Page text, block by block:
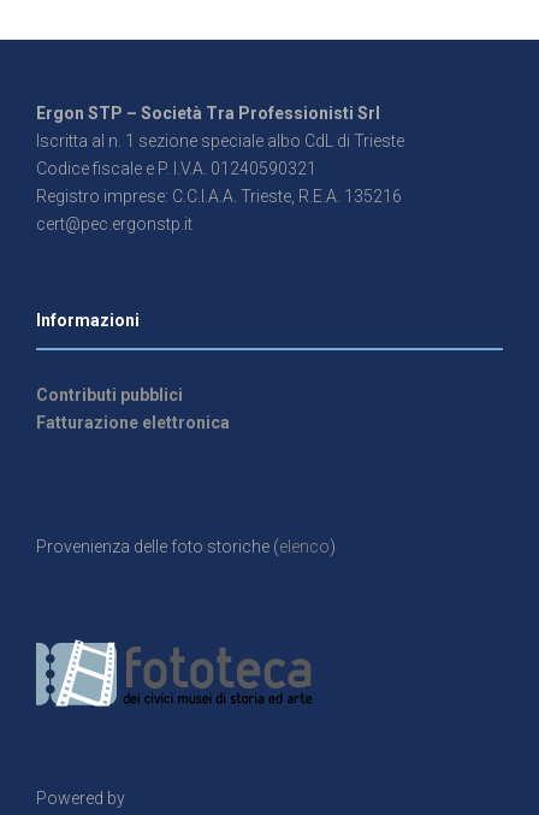
Ergon STP – Società Tra Professionisti Srl
Iscritta al n. 1 sezione speciale albo CdL di Trieste
Codice fiscale e P. I.V.A. 01240590321
Registro imprese: C.C.I.A.A. Trieste, R.E.A. 135216
cert@pec.ergonstp.it
Informazioni
Contributi pubblici
Fatturazione elettronica
Provenienza delle foto storiche (elenco)
Powered by